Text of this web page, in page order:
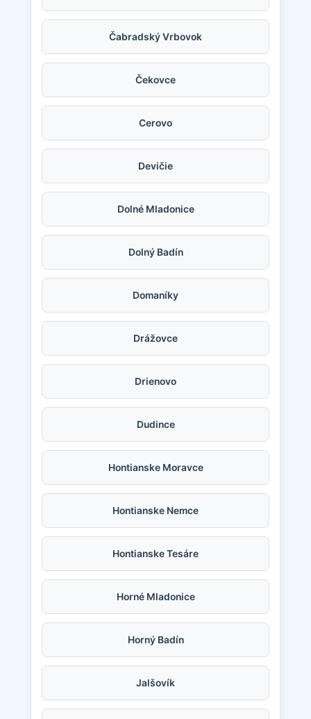
Čabradský Vrbovok
Čekovce
Cerovo
Devičie
Dolné Mladonice
Dolný Badín
Domaníky
Drážovce
Drienovo
Dudince
Hontianske Moravce
Hontianske Nemce
Hontianske Tesáre
Horné Mladonice
Horný Badín
Jalšovík